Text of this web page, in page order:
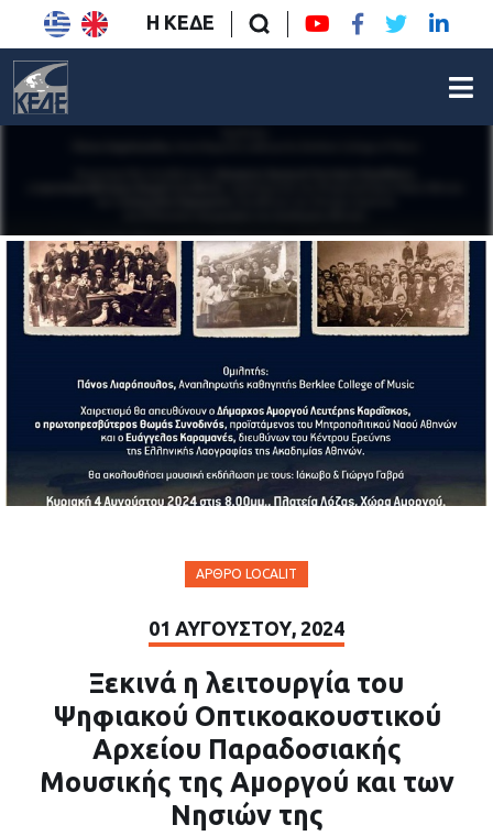
Η ΚΕΔΕ
ΆΡΘΡΟ LOCALIT
01 ΑΥΓΟΎΣΤΟΥ, 2024
Ξεκινά η λειτουργία του
Ψηφιακού Οπτικοακουστικού
Αρχείου Παραδοσιακής
Μουσικής της Αμοργού και των
Νησιών της